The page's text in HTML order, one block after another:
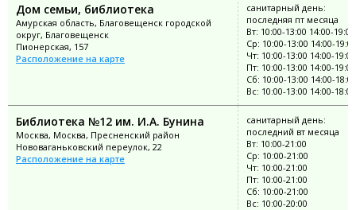
Дом семьи, библиотека
Амурская область, Благовещенск городской
округ, Благовещенск
Пионерская, 157
Расположение на карте
санитарный день:
последняя пт месяца
Вт: 10:00-13:00 14:00-19:00
Ср: 10:00-13:00 14:00-19:00
Чт: 10:00-13:00 14:00-19:00
Пт: 10:00-13:00 14:00-19:00
Сб: 10:00-13:00 14:00-18:00
Вс: 10:00-13:00 14:00-18:00
Библиотека №12 им. И.А. Бунина
Москва, Москва, Пресненский район
Нововаганьковский переулок, 22
Расположение на карте
санитарный день:
последний вт месяца
Вт: 10:00-21:00
Ср: 10:00-21:00
Чт: 10:00-21:00
Пт: 10:00-21:00
Сб: 10:00-21:00
Вс: 10:00-20:00